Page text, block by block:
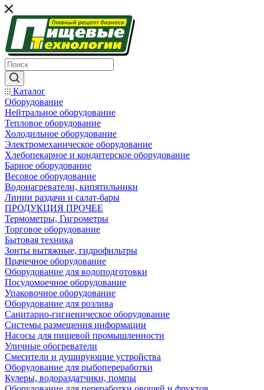
Каталог
Оборудование
Нейтральное оборудование
Тепловое оборудование
Холодильное оборудование
Электромеханическое оборудование
Хлебопекарное и кондитерское оборудование
Барное оборудование
Весовое оборудование
Водонагреватели, кипятильники
Линии раздачи и салат-бары
ПРОДУКЦИЯ ПРОЧЕЕ
Термометры, Гигрометры
Торговое оборудование
Бытовая техника
Зонты вытяжные, гидрофильтры
Прачечное оборудование
Оборудование для водоподготовки
Посудомоечное оборудование
Упаковочное оборудование
Оборудование для розлива
Санитарно-гигиеническое оборудование
Системы размещения информации
Насосы для пищевой промышленности
Уличные обогреватели
Смесители и душирующие устройства
Оборудование для рыбопереработки
Кулеры, водораздатчики, помпы